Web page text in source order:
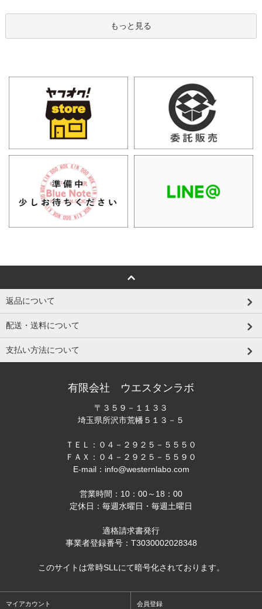
もっと見る
返品について
配送・送料について
支払い方法について
有限会社 ウエスタンラボ
〒３５９－１１３３
埼玉県所沢市荒幡５１３－５
ＴＥＬ：０４－２９２５－５５５０
ＦＡＸ：０４－２９２５－５５９０
E-mail：info@westernlabo.com
営業時間：10：00～18：00
定休日：毎週水曜日・毎週土曜日
適格請求書発行
事業者登録番号：T3030002028348
このサイトは常時SLLにて暗号化されております。
マイアカウント 会員登録